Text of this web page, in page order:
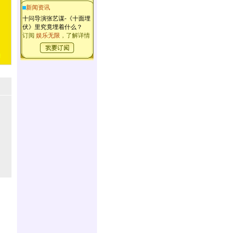
新闻资讯
十问导演张艺谋-《十面埋
伏》里究竟埋着什么？
订阅 娱乐无限 ，了解详情